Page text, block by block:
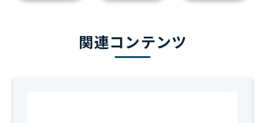
関連コンテンツ